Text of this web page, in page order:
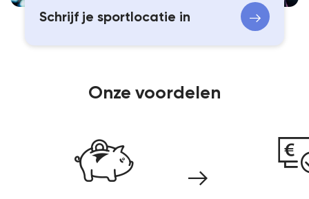
Schrijf je sportlocatie in
Onze voordelen